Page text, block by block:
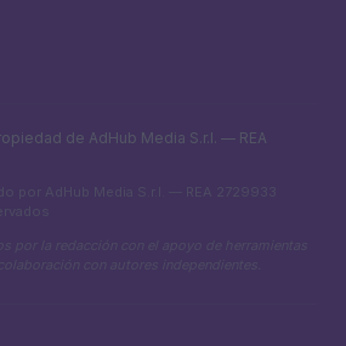
de AdHub Media S.r.l. — REA
por AdHub Media S.r.l. — REA 2729933
por la redacción con el apoyo de herramientas
con autores independientes.